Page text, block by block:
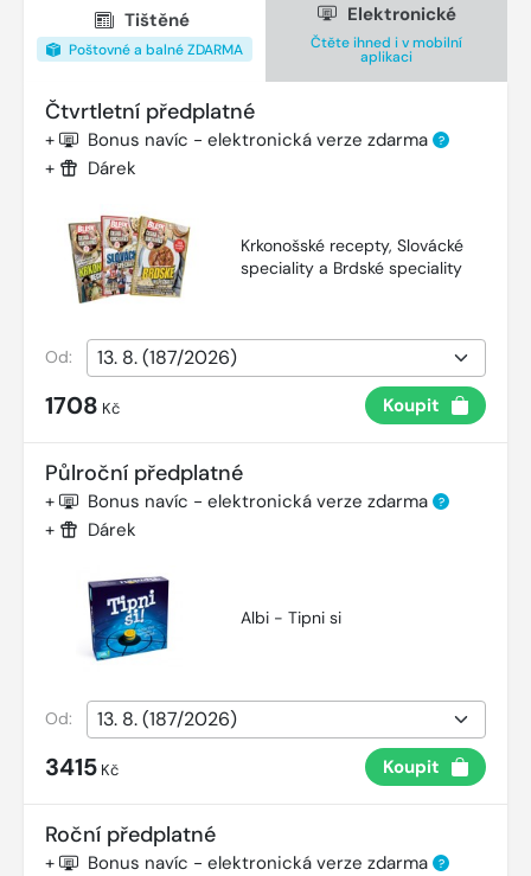
Tištěné
Poštovné a balné ZDARMA
Elektronické
Čtěte ihned i v mobilní
aplikaci
Čtvrtletní předplatné
+ Bonus navíc - elektronická verze zdarma ?
+ Dárek
Krkonošské recepty, Slovácké
speciality a Brdské speciality
Od:
1708 Kč Koupit
Půlroční předplatné
+ Bonus navíc - elektronická verze zdarma ?
+ Dárek
Albi - Tipni si
Od:
3415 Kč Koupit
Roční předplatné
+ Bonus navíc - elektronická verze zdarma ?